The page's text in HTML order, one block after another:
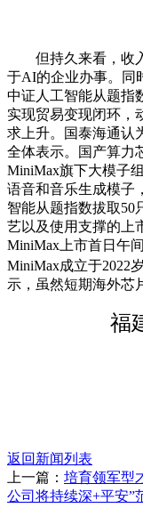
但持久来看，收入
于AI的企业办事。同
中证人工智能从题指
实现贸易变现闭环，
求上升。国泰海通认
全体表示。国产算力
MiniMax旗下大模子
语音和音乐生成模子
智能从题指数拔取50
艺以及使用支撑的上
MiniMax上市首日午
MiniMax成立于2022
示，虽然短期海外芯
福
返回新闻列表
上一篇： 培育领军型
公司将持续深+平安”